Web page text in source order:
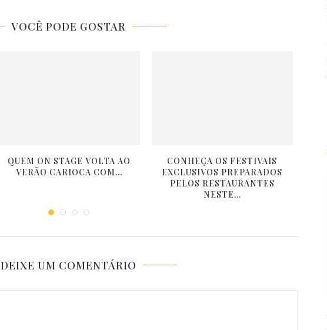
VOCÊ PODE GOSTAR
QUEM ON STAGE VOLTA AO
VERÃO CARIOCA COM...
CONHEÇA OS FESTIVAIS
EXCLUSIVOS PREPARADOS
PELOS RESTAURANTES
NESTE...
DEIXE UM COMENTÁRIO